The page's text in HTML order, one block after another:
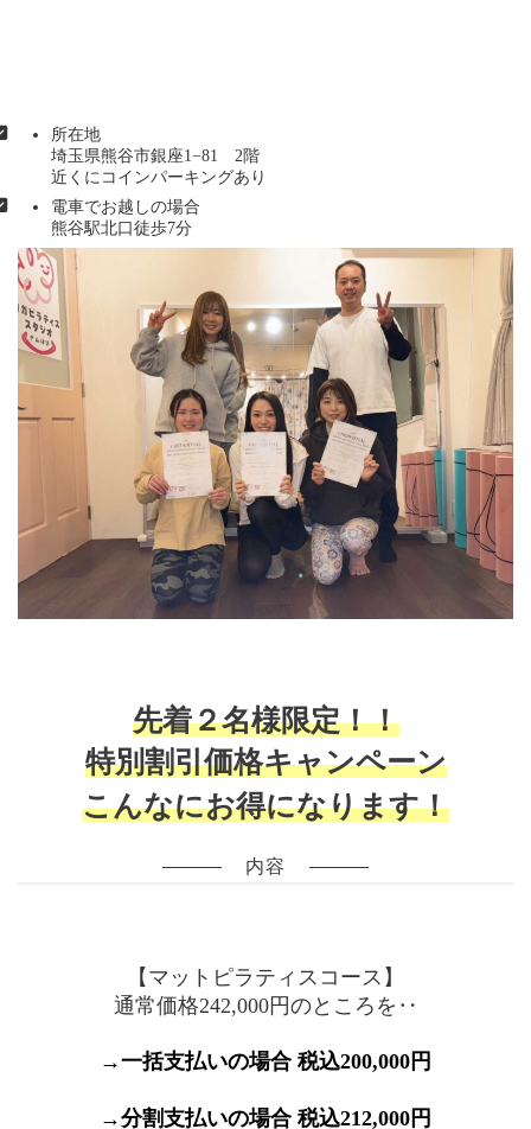
所在地
埼玉県熊谷市銀座1−81 2階
近くにコインパーキングあり
電車でお越しの場合
熊谷駅北口徒歩7分
先着２名様限定！！
特別割引価格キャンペーン
こんなにお得になります！
内容
【マットピラティスコース】
通常価格242,000円のところを‥
→一括支払いの場合 税込200,000円
→分割支払いの場合 税込212,000円